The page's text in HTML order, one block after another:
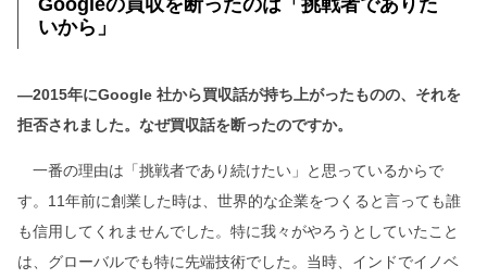
いから」
―2015年にGoogle 社から買収話が持ち上がったものの、それを
拒否されました。なぜ買収話を断ったのですか。
一番の理由は「挑戦者であり続けたい」と思っているからで
す。11年前に創業した時は、世界的な企業をつくると言っても誰
も信用してくれませんでした。特に我々がやろうとしていたこと
は、グローバルでも特に先端技術でした。当時、インドでイノベ